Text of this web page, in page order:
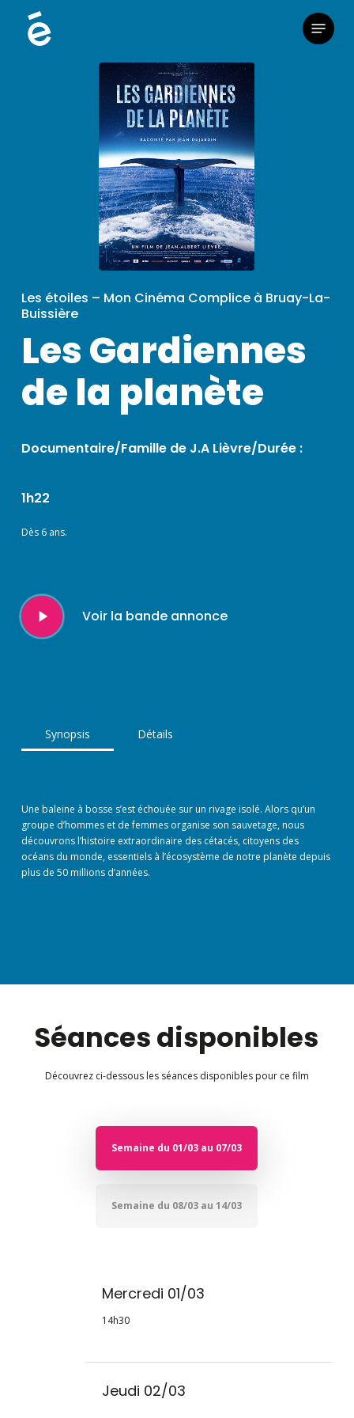
Menu
Les étoiles – Mon Cinéma Complice à Bruay-La-
Buissière
Les Gardiennes
de la planète
Documentaire/Famille de J.A Lièvre/Durée :
1h22
Dès 6 ans.
Play
Video
Voir la bande annonce
Synopsis Détails
Une baleine à bosse s’est échouée sur un rivage isolé. Alors qu’un
groupe d’hommes et de femmes organise son sauvetage, nous
découvrons l’histoire extraordinaire des cétacés, citoyens des
océans du monde, essentiels à l’écosystème de notre planète depuis
plus de 50 millions d’années.
Séances disponibles
Découvrez ci-dessous les séances disponibles pour ce film
Semaine du 01/03 au 07/03
Semaine du 08/03 au 14/03
Mercredi 01/03
14h30
Jeudi 02/03